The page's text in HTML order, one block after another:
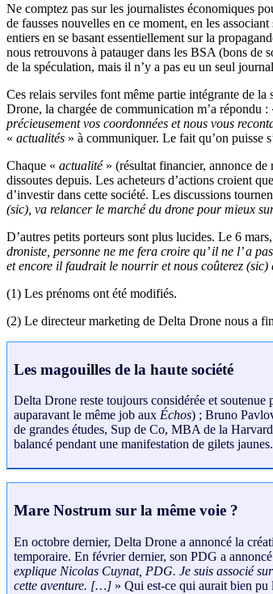
Ne comptez pas sur les journalistes économiques
de fausses nouvelles en ce moment, en les
entiers en se basant essentiellement sur la
nous retrouvons à patauger dans les BSA (bons de
de la spéculation, mais il n’y a pas eu un seul
Ces relais serviles font même partie intégrante de
Drone, la chargée de communication m’a répondu :
précieusement vos coordonnées et nous vous
« actualités » à communiquer. Le fait qu’on puisse
Chaque « actualité» (résultat financier, annonce de
dissoutes depuis. Les acheteurs d’actions croient
d’investir dans cette société. Les discussions
(sic), va relancer le marché du drone pour mieux
D’autres petits porteurs sont plus lucides. Le 6
droniste, personne ne me fera croire qu’ il ne l’ a
et encore il faudrait le nourrir et nous coûterez (sic)
(1) Les prénoms ont été modifiés.
(2) Le directeur marketing de Delta Drone nous a
Les magouilles de la haute société
Delta Drone reste toujours considérée et
auparavant le même job aux Échos) ; Bruno
de grandes études, Sup de Co, MBA de la
balancé pendant une manifestation de gilets
Mare Nostrum sur la même voie ?
En octobre dernier, Delta Drone a annoncé la
temporaire. En février dernier, son PDG a
explique Nicolas Cuynat, PDG. Je suis associé
cette aventure. […] » Qui est-ce qui aurait bien